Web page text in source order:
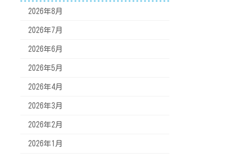
2026年8月
2026年7月
2026年6月
2026年5月
2026年4月
2026年3月
2026年2月
2026年1月